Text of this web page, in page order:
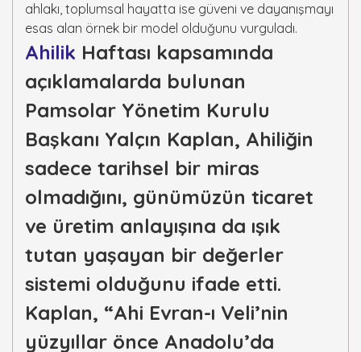
ahlakı, toplumsal hayatta ise güveni ve dayanışmayı
esas alan örnek bir model olduğunu vurguladı.
Ahilik Haftası kapsamında
açıklamalarda bulunan
Pamsolar Yönetim Kurulu
Başkanı Yalçın Kaplan, Ahiliğin
sadece tarihsel bir miras
olmadığını, günümüzün ticaret
ve üretim anlayışına da ışık
tutan yaşayan bir değerler
sistemi olduğunu ifade etti.
Kaplan, “Ahi Evran-ı Veli’nin
yüzyıllar önce Anadolu’da